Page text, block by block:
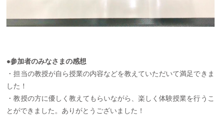
●参加者のみなさまの感想
・担当の教授が自ら授業の内容などを教えていただいて満足できま
した！
・教授の方に優しく教えてもらいながら、楽しく体験授業を行うこ
とができました。ありがとうございました！